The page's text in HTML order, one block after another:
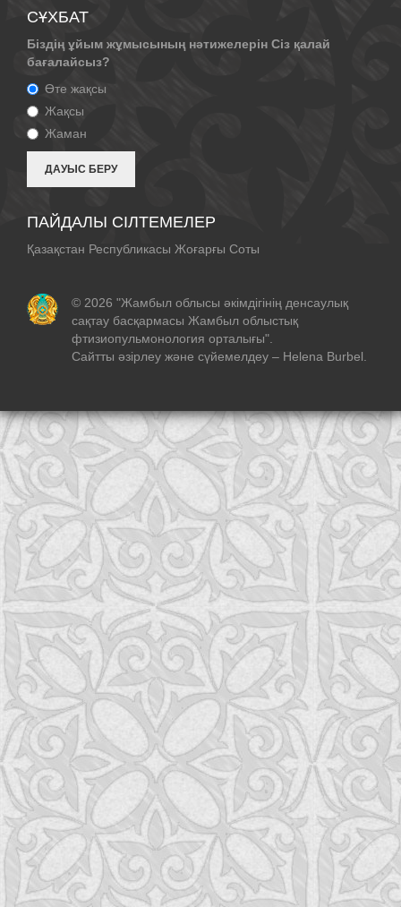
СҰХБАТ
Біздің ұйым жұмысының нәтижелерін Сіз қалай
бағалайсыз?
Өте жақсы
Жақсы
Жаман
ПАЙДАЛЫ СІЛТЕМЕЛЕР
Қазақстан Республикасы Жоғарғы Соты
© 2026 "Жамбыл облысы әкімдігінің денсаулық
сақтау басқармасы Жамбыл облыстық
фтизиопульмонология орталығы".
Сайтты әзірлеу және сүйемелдеу – Helena Burbel